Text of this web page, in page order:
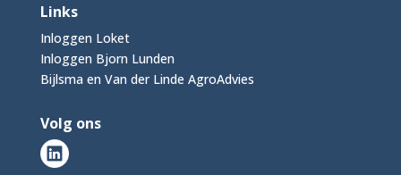
Links
Inloggen Loket
Inloggen Bjorn Lunden
Bijlsma en Van der Linde AgroAdvies
Volg ons